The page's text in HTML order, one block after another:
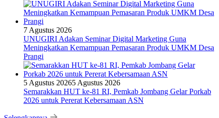
7 Agustus 2026
UNUGIRI Adakan Seminar Digital Marketing Guna
Meningkatkan Kemampuan Pemasaran Produk UMKM Desa
Prangi
5 Agustus 20265 Agustus 2026
Semarakkan HUT ke-81 RI, Pemkab Jombang Gelar Porkab
2026 untuk Pererat Kebersamaan ASN